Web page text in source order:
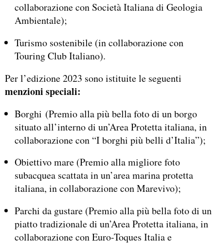
collaborazione con Società Italiana di Geologia
Ambientale);
Turismo sostenibile (in collaborazione con
Touring Club Italiano).
Per l’edizione 2023 sono istituite le seguenti
menzioni speciali:
Borghi (Premio alla più bella foto di un borgo
situato all’interno di un’Area Protetta italiana, in
collaborazione con “I borghi più belli d’Italia”);
Obiettivo mare (Premio alla migliore foto
subacquea scattata in un’area marina protetta
italiana, in collaborazione con Marevivo);
Parchi da gustare (Premio alla più bella foto di un
piatto tradizionale di un’Area Protetta italiana, in
collaborazione con Euro-Toques Italia e